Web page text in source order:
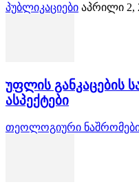
პუბლიკაციები აპრილი 2,
უფლის განკაცების
ასპექტები
თეოლოგიური